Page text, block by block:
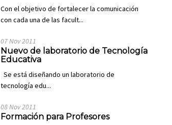
Con el objetivo de fortalecer la comunicación
con cada una de las facult...
07 Nov 2011
Nuevo de laboratorio de Tecnología
Educativa
Se está diseñando un laboratorio de
tecnología edu...
08 Nov 2011
Formación para Profesores